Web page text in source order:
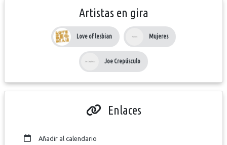
Artistas en gira
Love of lesbian Mujeres
Joe Crepúsculo
Enlaces
Añadir al calendario